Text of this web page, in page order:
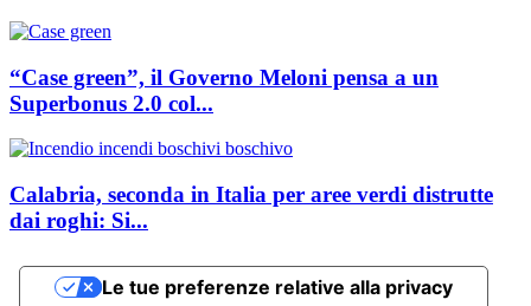
“Case green”, il Governo Meloni pensa a un
Superbonus 2.0 col...
Calabria, seconda in Italia per aree verdi distrutte
dai roghi: Si...
Le tue preferenze relative alla privacy